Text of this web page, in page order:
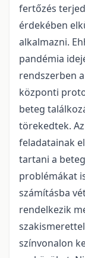
fertőzés
érdekében
alkalmazni.
pandémia
rendszerben
központi
beteg
törekedtek.
feladatainak
tartani a
problémákat
számításba
rendelkezik
színvonalon